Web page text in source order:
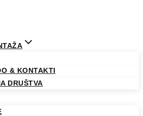
& KONTAKTI
DRUŠTVA